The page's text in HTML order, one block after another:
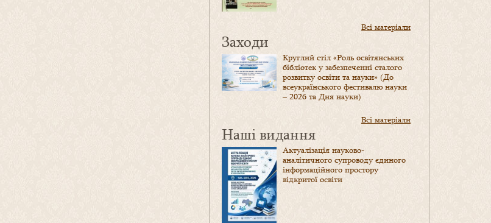
Всі матеріали
Заходи
Круглий стіл «Роль освітянських
бібліотек у забезпеченні сталого
розвитку освіти та науки» (До
всеукраїнського фестивалю науки
– 2026 та Дня науки)
Всі матеріали
Наші видання
Актуалізація науково-
аналітичного супроводу єдиного
інформаційного простору
відкритої освіти